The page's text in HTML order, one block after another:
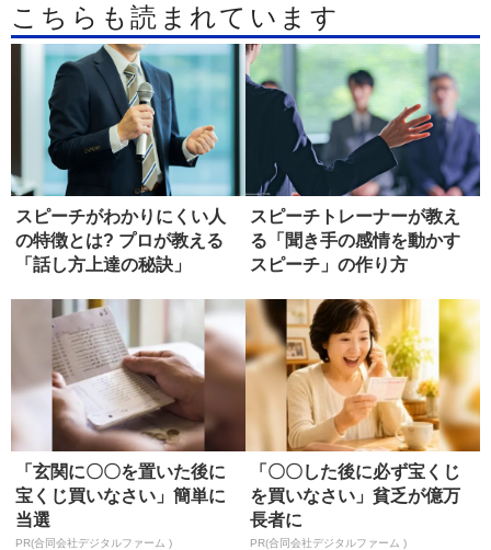
こちらも読まれています
スピーチがわかりにくい人
の特徴とは? プロが教える
「話し方上達の秘訣」
スピーチトレーナーが教え
る「聞き手の感情を動かす
スピーチ」の作り方
「玄関に〇〇を置いた後に
宝くじ買いなさい」簡単に
当選
PR(合同会社デジタルファーム )
「〇〇した後に必ず宝くじ
を買いなさい」貧乏が億万
長者に
PR(合同会社デジタルファーム )